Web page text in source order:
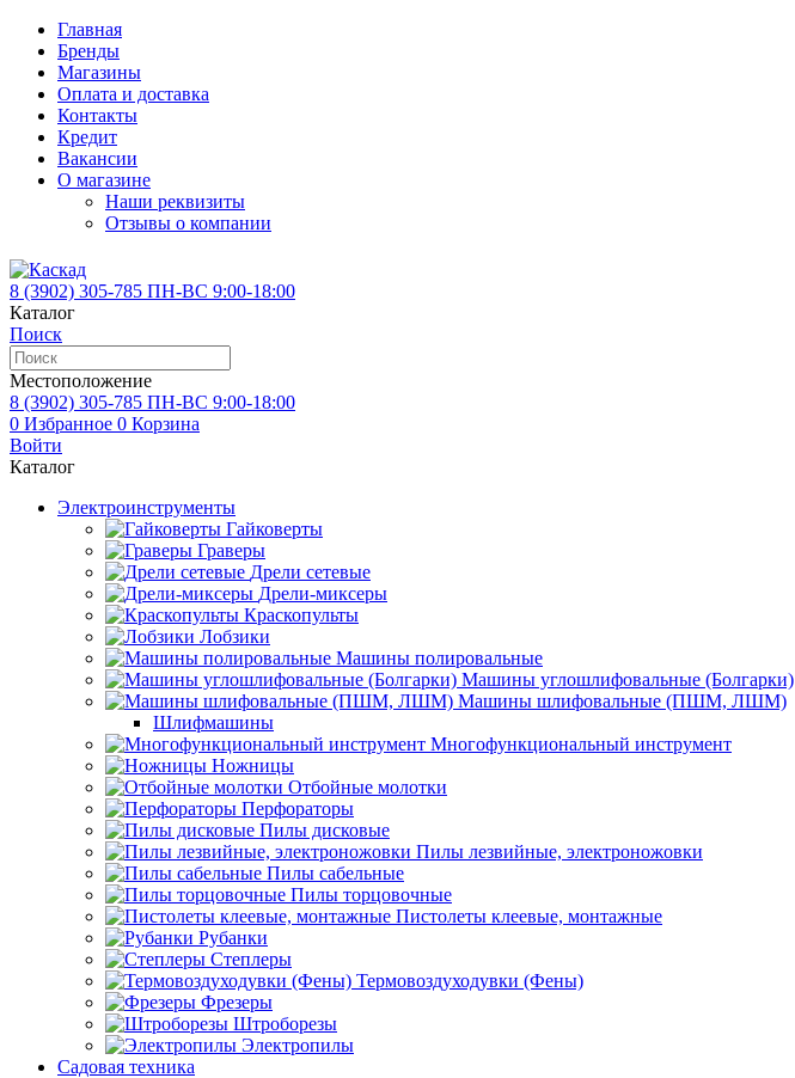
Главная
Бренды
Магазины
Оплата и доставка
Контакты
Кредит
Вакансии
О магазине
Наши реквизиты
Отзывы о компании
8 (3902) 305-785 ПН-ВС 9:00-18:00
Каталог
Поиск
Местоположение
8 (3902) 305-785 ПН-ВС 9:00-18:00
0 Избранное 0 Корзина
Войти
Каталог
Электроинструменты
Гайковерты
Граверы
Дрели сетевые
Дрели-миксеры
Краскопульты
Лобзики
Машины полировальные
Машины углошлифовальные (Болгарки)
Машины шлифовальные (ПШМ, ЛШМ)
Шлифмашины
Многофункциональный инструмент
Ножницы
Отбойные молотки
Перфораторы
Пилы дисковые
Пилы лезвийные, электроножовки
Пилы сабельные
Пилы торцовочные
Пистолеты клеевые, монтажные
Рубанки
Степлеры
Термовоздуходувки (Фены)
Фрезеры
Штроборезы
Электропилы
Садовая техника